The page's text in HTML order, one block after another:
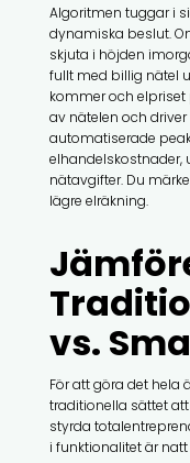
Algoritmen tuggar i
dynamiska beslut.
skjuta i höjden
fullt med billig nätel
kommer och elpriset
av nätelen och
automatiserade
elhandelskostnader,
nätavgifter. Du
lägre elräkning.
vs.
För att göra det hela
traditionella sättet
styrda
i funktionalitet är